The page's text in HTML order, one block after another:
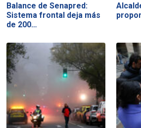
Balance de Senapred:
Sistema frontal deja más
de 200…